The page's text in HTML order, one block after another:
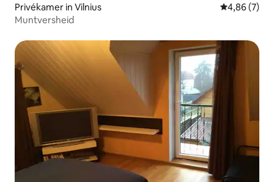
Privékamer in Vilnius Gemiddelde
4,86 (7)
Muntversheid